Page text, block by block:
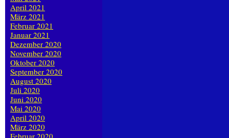
April 2021
März 2021
Februar 2021
Januar 2021
Dezember 2020
November 2020
Oktober 2020
September 2020
August 2020
Juli 2020
Juni 2020
Mai 2020
April 2020
März 2020
Februar 2020